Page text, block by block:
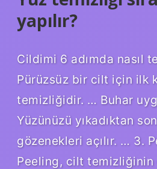
yapılır?
Cildimi 6 adımda nasıl
Pürüzsüz bir cilt için ilk
temizliğidir. … Buhar
Yüzünüzü yıkadıktan
gözenekleri açılır. … 3.
Peeling, cilt temizliğinin